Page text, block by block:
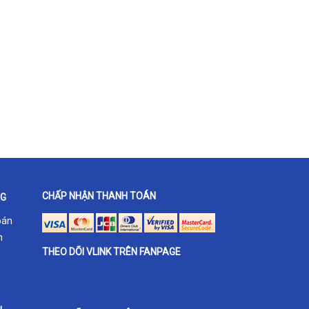
CHẤP NHẬN THANH TOÁN
THEO DÕI VLINK TRÊN FANPAGE